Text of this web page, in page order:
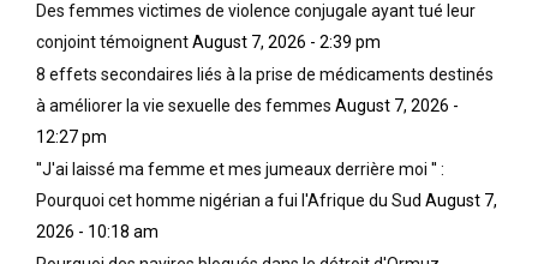
Des femmes victimes de violence conjugale ayant tué leur
conjoint témoignentAugust 7, 2026 - 2:39 pm
8 effets secondaires liés à la prise de médicaments destinés
à améliorer la vie sexuelle des femmes August 7, 2026 -
12:27 pm
''J'ai laissé ma femme et mes jumeaux derrière moi '' :
Pourquoi cet homme nigérian a fui l'Afrique du Sud August 7,
2026 - 10:18 am